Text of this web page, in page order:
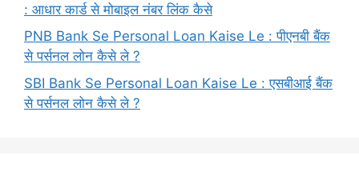
: आधार कार्ड से मोबाइल नंबर लिंक कैसे
PNB Bank Se Personal Loan Kaise Le : पीएनबी बैंक
से पर्सनल लोन कैसे ले ?
SBI Bank Se Personal Loan Kaise Le : एसबीआई बैंक
से पर्सनल लोन कैसे ले ?